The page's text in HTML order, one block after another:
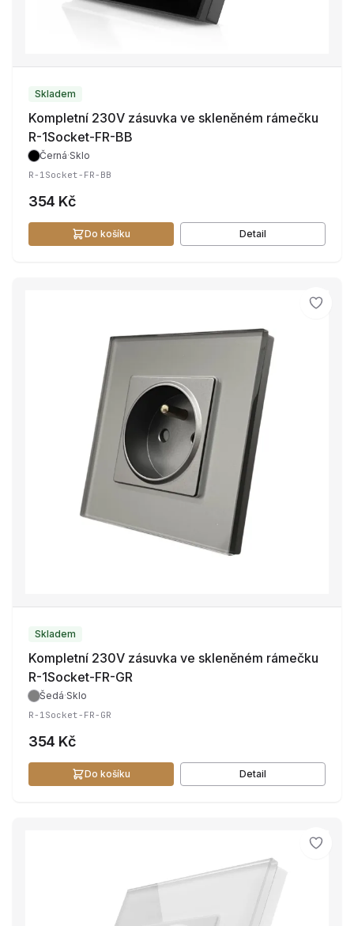
Skladem
Kompletní 230V zásuvka ve skleněném rámečku
R-1Socket-FR-BB
Černá·Sklo
R-1Socket-FR-BB
354 Kč
Do košíku Detail
Skladem
Kompletní 230V zásuvka ve skleněném rámečku
R-1Socket-FR-GR
Šedá·Sklo
R-1Socket-FR-GR
354 Kč
Do košíku Detail